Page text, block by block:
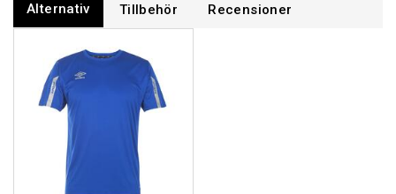
Alternativ Tillbehör Recensioner